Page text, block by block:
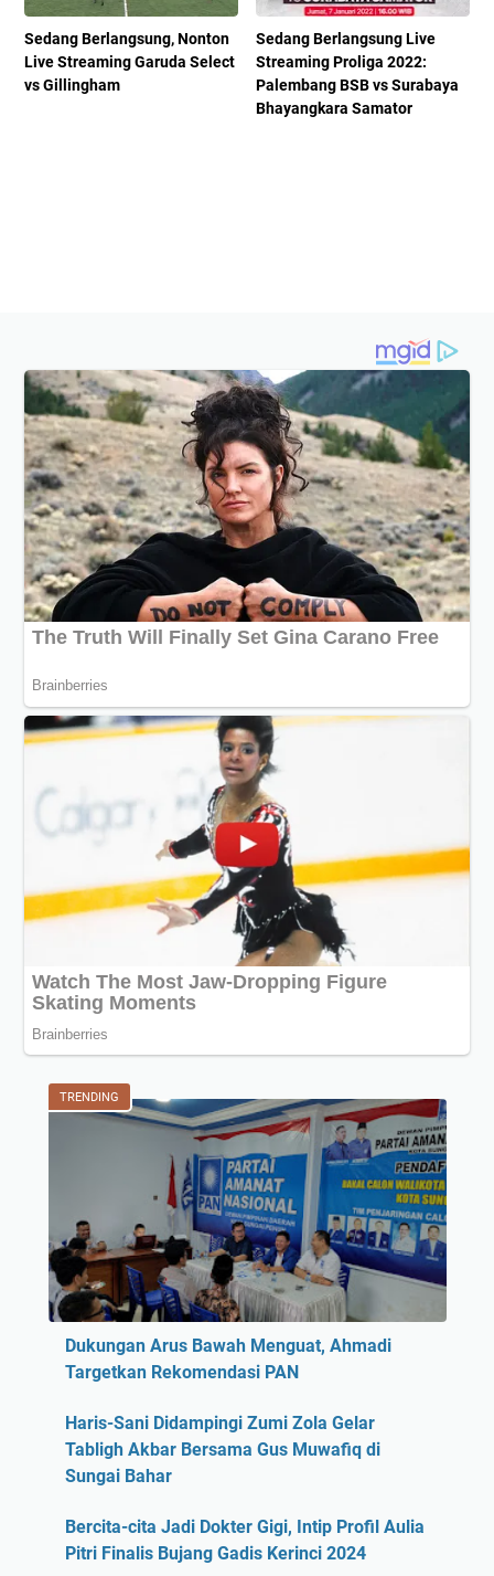
Sedang Berlangsung, Nonton
Live Streaming Garuda Select
vs Gillingham
Sedang Berlangsung Live
Streaming Proliga 2022:
Palembang BSB vs Surabaya
Bhayangkara Samator
TRENDING
Dukungan Arus Bawah Menguat, Ahmadi
Targetkan Rekomendasi PAN
Haris-Sani Didampingi Zumi Zola Gelar
Tabligh Akbar Bersama Gus Muwafiq di
Sungai Bahar
Bercita-cita Jadi Dokter Gigi, Intip Profil Aulia
Pitri Finalis Bujang Gadis Kerinci 2024